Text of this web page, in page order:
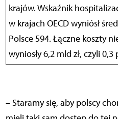
krajów. Wskaźnik
w krajach OECD wyniósł
Polsce 594. Łączne koszty
wyniosły 6,2 mld zł, czyli 0,3
– Staramy się, aby polscy